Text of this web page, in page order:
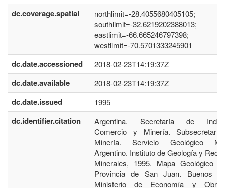
dc.coverage.spatial
northlimit=-28.4055680405105;
southlimit=-32.6219202388013;
eastlimit=-66.665246797398;
westlimit=-70.5701333245901
dc.date.accessioned 2018-02-23T14:19:37Z
dc.date.available 2018-02-23T14:19:37Z
dc.date.issued 1995
dc.identifier.citation
Argentina. Secretaría de
Comercio y Minería.
Minería. Servicio Geológico
Argentino. Instituto de Geología y
Minerales, 1995. Mapa Geológico
Provincia de San Juan. Buenos
Ministerio de Economía y